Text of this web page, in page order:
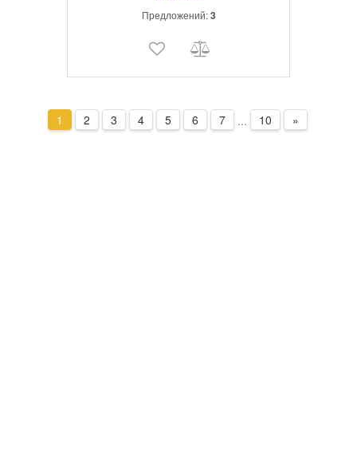
Предложений:3
1 2 3 4 5 6 7 ... 10 »